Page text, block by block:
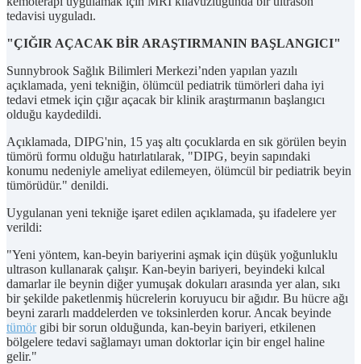
tedavisi uyguladı.
"ÇIĞIR AÇACAK BİR ARAŞTIRMANIN BAŞLANGICI"
Sunnybrook Sağlık Bilimleri Merkezi’nden yapılan yazılı
açıklamada, yeni tekniğin, ölümcül pediatrik tümörleri daha iyi
tedavi etmek için çığır açacak bir klinik araştırmanın başlangıcı
olduğu kaydedildi.
Açıklamada, DIPG'nin, 15 yaş altı çocuklarda en sık görülen beyin
tümörü formu olduğu hatırlatılarak, "DIPG, beyin sapındaki
konumu nedeniyle ameliyat edilemeyen, ölümcül bir pediatrik beyin
tümörüdür." denildi.
Uygulanan yeni tekniğe işaret edilen açıklamada, şu ifadelere yer
verildi:
"Yeni yöntem, kan-beyin bariyerini aşmak için düşük yoğunluklu
ultrason kullanarak çalışır. Kan-beyin bariyeri, beyindeki kılcal
damarlar ile beynin diğer yumuşak dokuları arasında yer alan, sıkı
bir şekilde paketlenmiş hücrelerin koruyucu bir ağıdır. Bu hücre ağı
beyni zararlı maddelerden ve toksinlerden korur. Ancak beyinde
tümörgibi bir sorun olduğunda, kan-beyin bariyeri, etkilenen
bölgelere tedavi sağlamayı uman doktorlar için bir engel haline
gelir."